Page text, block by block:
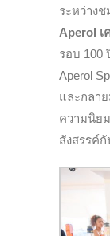
ระหว่าง
Aperol
รอบ 100
Aperol
และกลา
ความนิย
สังสรรค์